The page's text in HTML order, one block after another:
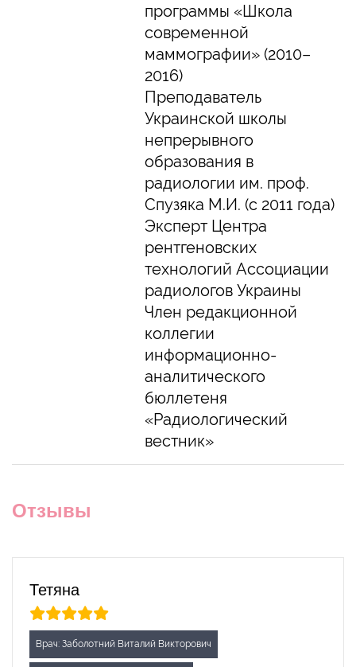
программы «Школа
современной
маммографии» (2010–
2016)
Преподаватель
Украинской школы
непрерывного
образования в
радиологии им. проф.
Спузяка М.И. (с 2011 года)
Эксперт Центра
рентгеновских
технологий Ассоциации
радиологов Украины
Член редакционной
коллегии
информационно-
аналитического
бюллетеня
«Радиологический
вестник»
Отзывы
Тетяна
Врач: Заболотний Виталий Викторович